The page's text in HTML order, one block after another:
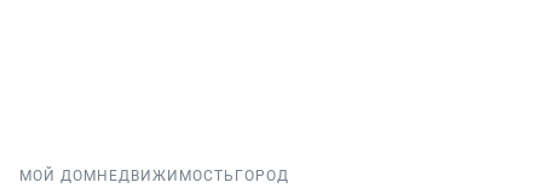
МОЙ ДОМ НЕДВИЖИМОСТЬ ГОРОД